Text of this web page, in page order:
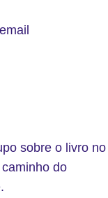
sobre o livro no
do